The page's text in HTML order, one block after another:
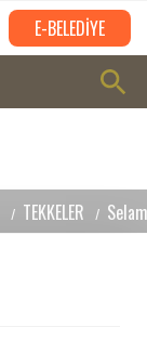
E-BELEDİYE
TEKKELER